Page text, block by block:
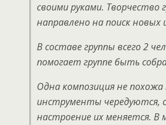
своими руками. Творчество
направлено на поиск новых
В составе группы всего 2
помогает группе быть
Одна композиция не похожа
инструменты чередуются,
настроение их меняется. В